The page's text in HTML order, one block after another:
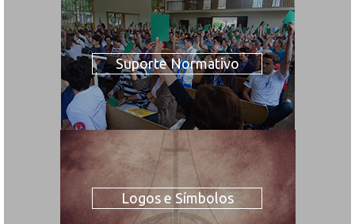
Suporte Normativo
Logos e Símbolos